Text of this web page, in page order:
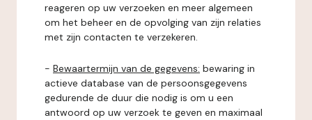
reageren op uw verzoeken en meer algemeen
om het beheer en de opvolging van zijn relaties
met zijn contacten te verzekeren.
- Bewaartermijn van de gegevens: bewaring in
actieve database van de persoonsgegevens
gedurende de duur die nodig is om u een
antwoord op uw verzoek te geven en maximaal